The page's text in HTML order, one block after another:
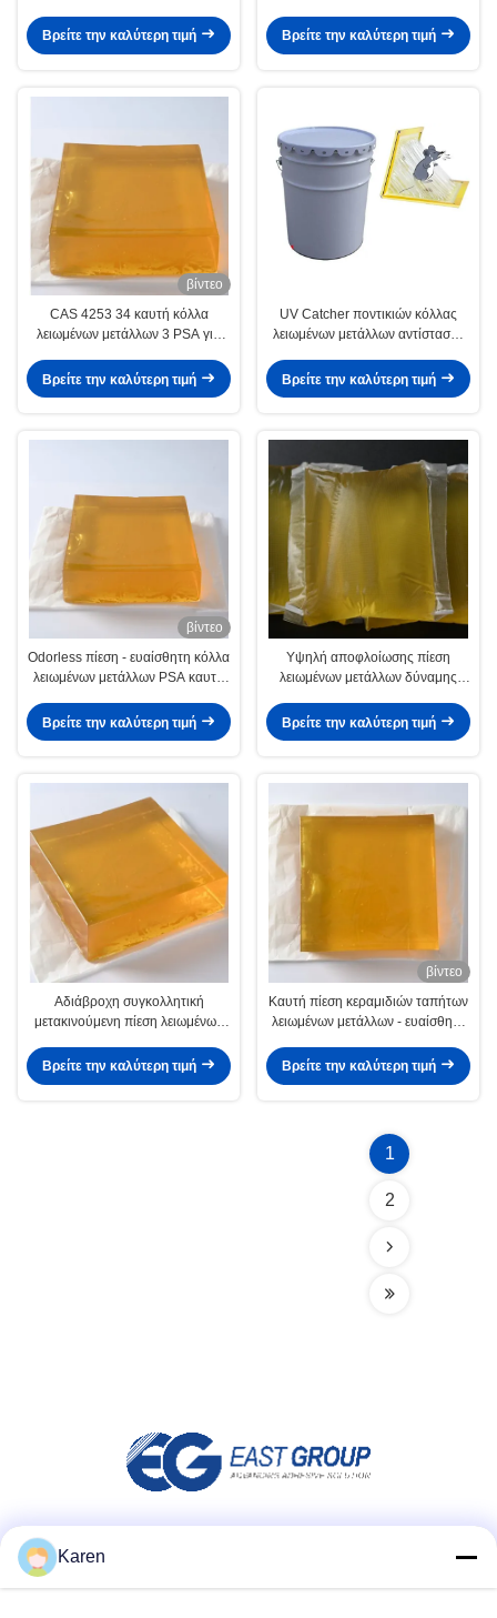
συγκολλητική
Βρείτε την καλύτερη τιμή
Βρείτε την καλύτερη τιμή
βίντεο
CAS 4253 34 καυτή κόλλα
λειωμένων μετάλλων 3 PSA για
ταπετσαριών
Βρείτε την καλύτερη τιμή
UV Catcher ποντικιών κόλλας
λειωμένων μετάλλων αντίστασης
κόλλα
Βρείτε την καλύτερη τιμή
βίντεο
Odorless πίεση - ευαίσθητη κόλλα
λειωμένων μετάλλων PSA καυτή
αυτοκόλλητων ετικεττών τοίχων
Βρείτε την καλύτερη τιμή
Υψηλή αποφλοίωσης πίεση
λειωμένων μετάλλων δύναμης
κόλλα 4253-34-3 εγγράφου
τοίχων
Βρείτε την καλύτερη τιμή
Αδιάβροχη συγκολλητική
μετακινούμενη πίεση λειωμένων
κόλλα
Βρείτε την καλύτερη τιμή
βίντεο
Καυτή πίεση κεραμιδιών ταπήτων
λειωμένων μετάλλων - ευαίσθητη
διακοσμήσεων τοίχων
Βρείτε την καλύτερη τιμή
1
2
Karen